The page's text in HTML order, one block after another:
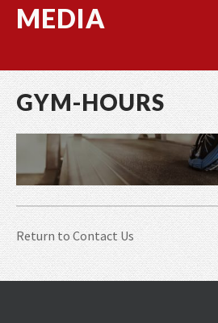
MEDIA
GYM-HOURS
Return to Contact Us